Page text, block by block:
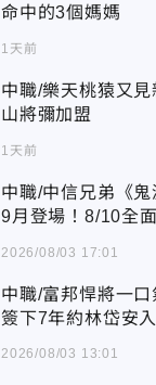
命中的3個媽媽
1天前
中職/樂天桃猿又
山將彌加盟
1天前
中職/中信兄弟《
9月登場！8/10全
2026/08/03 17:01
中職/富邦悍將一
簽下7年約林岱安入
2026/08/03 13:01